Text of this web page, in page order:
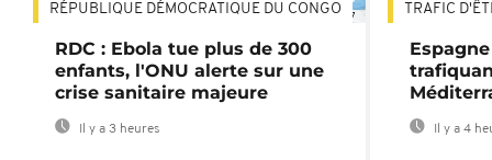
01:47
RÉPUBLIQUE DÉMOCRATIQUE DU CONGO
RDC : Ebola tue plus de 300
enfants, l'ONU alerte sur une
crise sanitaire majeure
Il y a 3 heures
TRAFIC
Il y a 4